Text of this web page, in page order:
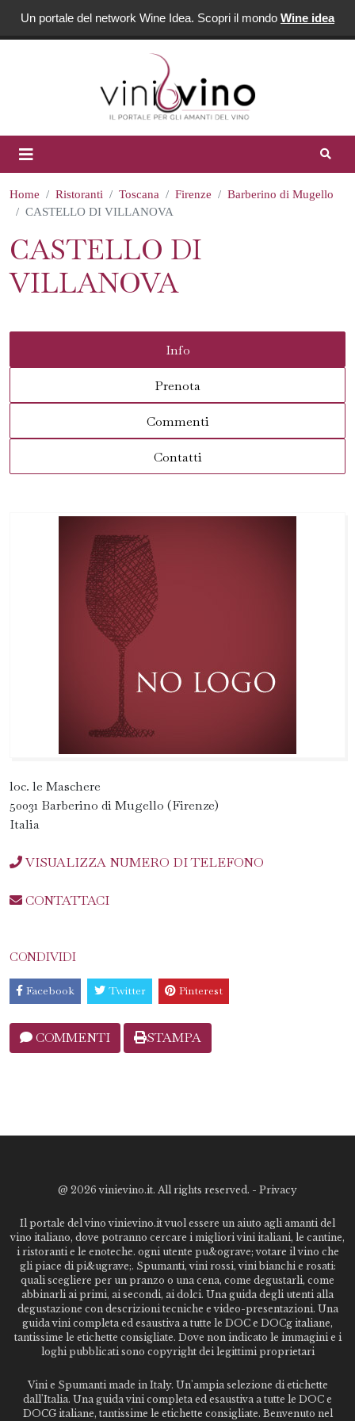
Un portale del network Wine Idea. Scopri il mondo Wine idea
Home Ristoranti Toscana Firenze
Barberino di Mugello
CASTELLO DI VILLANOVA
CASTELLO DI
VILLANOVA
Info
Prenota
Commenti
Contatti
loc. le Maschere
50031 Barberino di Mugello (Firenze)
Italia
VISUALIZZA NUMERO DI TELEFONO
CONTATTACI
CONDIVIDI
Facebook Twitter Pinterest
COMMENTI STAMPA
@ 2026 vinievino.it. All rights reserved. - Privacy
Il portale del vino vinievino.it vuol essere un aiuto agli amanti del
vino italiano, dove potranno cercare i migliori vini italiani, le cantine,
i ristoranti e le enoteche. ogni utente pu&ograve; votare il vino che
gli piace di pi&ugrave;. Spumanti, vini rossi, vini bianchi e rosati:
quali scegliere per un pranzo o una cena, come degustarli, come
abbinarli ai primi, ai secondi, ai dolci. Una guida degli utenti alla
degustazione con descrizioni tecniche e video-presentazioni. Una
guida vini completa ed esaustiva a tutte le DOC e DOCg italiane,
tantissime le etichette consigliate. Dove non indicato le immagini e i
loghi pubblicati sono copyright dei legittimi proprietari
Vini e Spumanti made in Italy. Un'ampia selezione di etichette
dall'Italia. Una guida vini completa ed esaustiva a tutte le DOC e
DOCG italiane, tantissime le etichette consigliate. Benvenuto nel